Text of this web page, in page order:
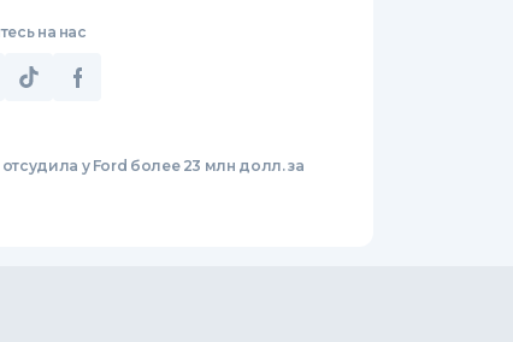
на нас
у Ford более 23 млн долл. за